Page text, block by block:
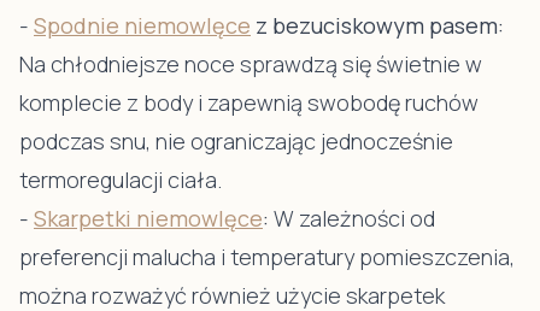
- Spodnie niemowlęce z bezuciskowym pasem:
Na chłodniejsze noce sprawdzą się świetnie w
komplecie z body i zapewnią swobodę ruchów
podczas snu, nie ograniczając jednocześnie
termoregulacji ciała.
- Skarpetki niemowlęce: W zależności od
preferencji malucha i temperatury pomieszczenia,
można rozważyć również użycie skarpetek